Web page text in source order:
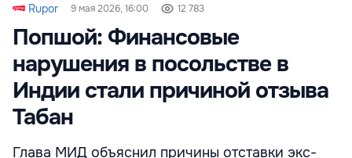
Rupor 9 мая 2026, 16:00 12 783
Попшой: Финансовые
нарушения в посольстве в
Индии стали причиной отзыва
Табан
Глава МИД объяснил причины отставки экс-